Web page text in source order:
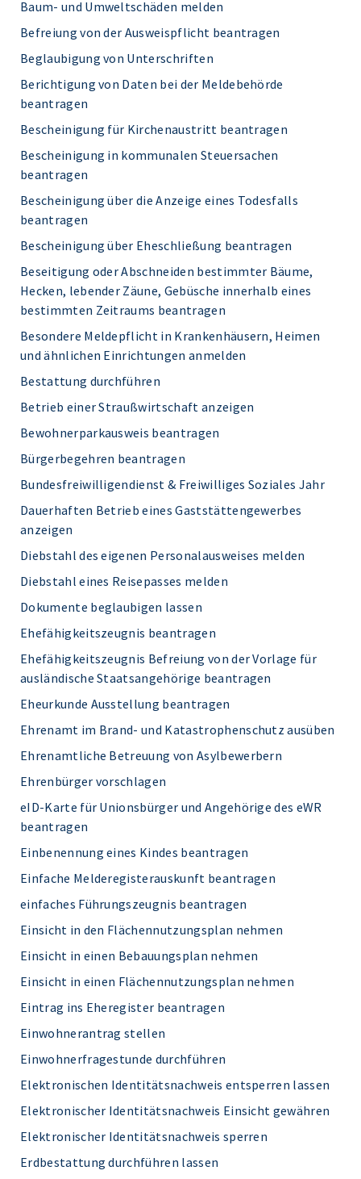
Baum- und Umweltschäden melden
Befreiung von der Ausweispflicht beantragen
Beglaubigung von Unterschriften
Berichtigung von Daten bei der Meldebehörde
beantragen
Bescheinigung für Kirchenaustritt beantragen
Bescheinigung in kommunalen Steuersachen
beantragen
Bescheinigung über die Anzeige eines Todesfalls
beantragen
Bescheinigung über Eheschließung beantragen
Beseitigung oder Abschneiden bestimmter Bäume,
Hecken, lebender Zäune, Gebüsche innerhalb eines
bestimmten Zeitraums beantragen
Besondere Meldepflicht in Krankenhäusern, Heimen
und ähnlichen Einrichtungen anmelden
Bestattung durchführen
Betrieb einer Straußwirtschaft anzeigen
Bewohnerparkausweis beantragen
Bürgerbegehren beantragen
Bundesfreiwilligendienst & Freiwilliges Soziales Jahr
Dauerhaften Betrieb eines Gaststättengewerbes
anzeigen
Diebstahl des eigenen Personalausweises melden
Diebstahl eines Reisepasses melden
Dokumente beglaubigen lassen
Ehefähigkeitszeugnis beantragen
Ehefähigkeitszeugnis Befreiung von der Vorlage für
ausländische Staatsangehörige beantragen
Eheurkunde Ausstellung beantragen
Ehrenamt im Brand- und Katastrophenschutz ausüben
Ehrenamtliche Betreuung von Asylbewerbern
Ehrenbürger vorschlagen
eID-Karte für Unionsbürger und Angehörige des eWR
beantragen
Einbenennung eines Kindes beantragen
Einfache Melderegisterauskunft beantragen
einfaches Führungszeugnis beantragen
Einsicht in den Flächennutzungsplan nehmen
Einsicht in einen Bebauungsplan nehmen
Einsicht in einen Flächennutzungsplan nehmen
Eintrag ins Eheregister beantragen
Einwohnerantrag stellen
Einwohnerfragestunde durchführen
Elektronischen Identitätsnachweis entsperren lassen
Elektronischer Identitätsnachweis Einsicht gewähren
Elektronischer Identitätsnachweis sperren
Erdbestattung durchführen lassen